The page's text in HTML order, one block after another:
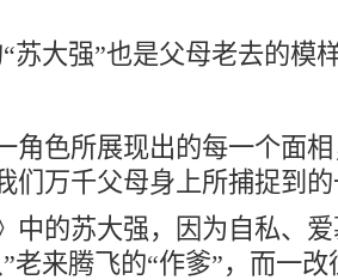
大强”也是父母老去的模
色所展现出的每一个面相
们万千父母身上所捕捉到
的苏大强，因为自私、爱
老来腾飞的“作爹”，而一